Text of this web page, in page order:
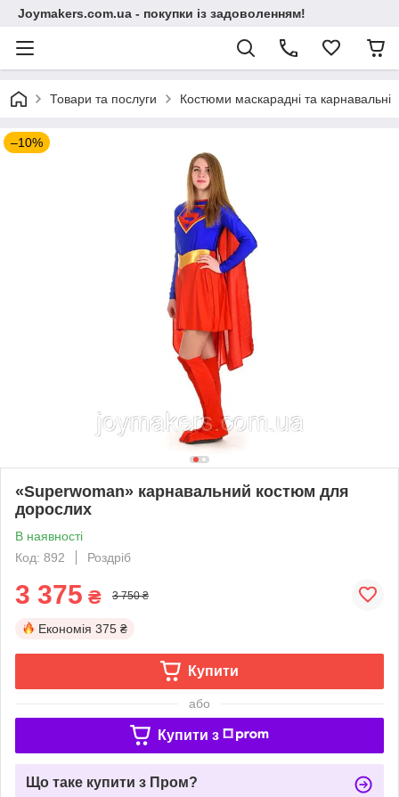
Joymakers.com.ua - покупки із задоволенням!
Товари та послуги Костюми маскарадні та карнавальні
–10%
«Superwoman» карнавальний костюм для
дорослих
В наявності
Код: 892
Роздріб
3 375 ₴ 3 750 ₴
Економія 375 ₴
Купити
або
Купити з
Що таке купити з Пром?